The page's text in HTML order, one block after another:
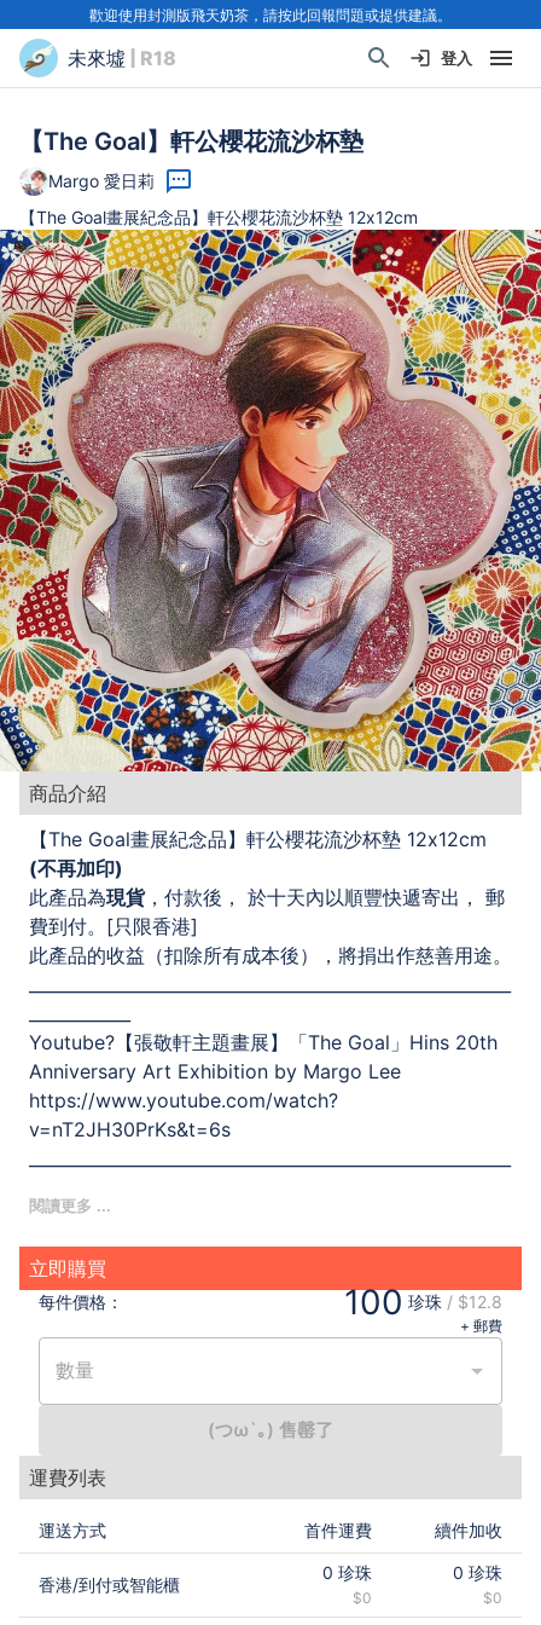
歡迎使用封測版飛天奶茶，請按此回報問題或提供建議。
未來墟 | R18 登入
【The Goal】軒公櫻花流沙杯墊
Margo 愛日莉
【The Goal畫展紀念品】軒公櫻花流沙杯墊 12x12cm
商品介紹
【The Goal畫展紀念品】軒公櫻花流沙杯墊 12x12cm
(不再加印)
此產品為現貨，付款後， 於十天內以順豐快遞寄出， 郵
費到付。[只限香港]
此產品的收益（扣除所有成本後），將捐出作慈善用途。
Youtube?【張敬軒主題畫展】「The Goal」Hins 20th
Anniversary Art Exhibition by Margo Lee
https://www.youtube.com/watch?
v=nT2JH30PrKs&t=6s
Follow me?
Youtube| 愛日莉[Aibiri]
Instagram.Facebook.Twitter | @ margolee330
立即購買
每件價格： 100 珍珠 / $12.8
+ 郵費
數量
(つω`｡) 售罄了
運費列表
運送方式 首件運費 續件加收
香港/到付或智能櫃
0 珍珠
$0
0 珍珠
$0